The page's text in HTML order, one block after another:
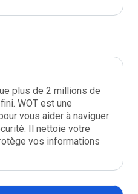
plus de 2 millions de
WOT est une
vous aider à naviguer
Il nettoie votre
vos informations